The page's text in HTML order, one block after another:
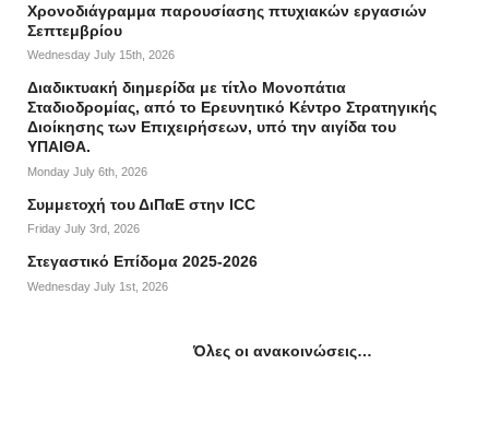
Χρονοδιάγραμμα παρουσίασης πτυχιακών εργασιών
Σεπτεμβρίου
Wednesday July 15th, 2026
Διαδικτυακή διημερίδα με τίτλο Μονοπάτια
Σταδιοδρομίας, από το Ερευνητικό Κέντρο Στρατηγικής
Διοίκησης των Επιχειρήσεων, υπό την αιγίδα του
ΥΠΑΙΘΑ.
Monday July 6th, 2026
Συμμετοχή του ΔιΠαΕ στην ICC
Friday July 3rd, 2026
Στεγαστικό Επίδομα 2025-2026
Wednesday July 1st, 2026
Όλες οι ανακοινώσεις…